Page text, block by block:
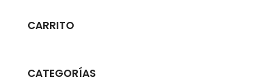
CARRITO
CATEGORÍAS